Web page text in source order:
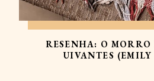
RESENHA: O MORRO
UIVANTES